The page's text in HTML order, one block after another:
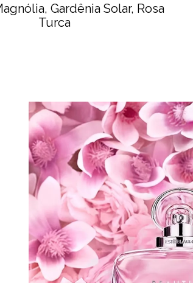
Gardênia Solar, Rosa
Turca